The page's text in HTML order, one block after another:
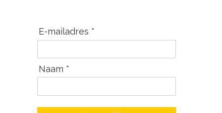
E-mailadres *
Naam *